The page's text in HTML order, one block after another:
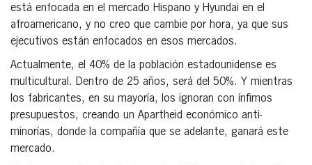
está enfocada en el mercado Hispano y Hyundai en el
afroamericano, y no creo que cambie por hora, ya que sus
ejecutivos están enfocados en esos mercados.
Actualmente, el 40% de la población estadounidense es
multicultural. Dentro de 25 años, será del 50%. Y mientras
los fabricantes, en su mayoría, los ignoran con ínfimos
presupuestos, creando un Apartheid económico anti-
minorías, donde la compañía que se adelante, ganará este
mercado.